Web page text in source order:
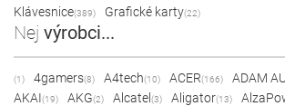
Klávesnice(389) Grafické karty(22)
Nej výrobci...
(1) 4gamers(8) A4tech(10) ACER(166) ADAM
AKAI(19) AKG(2) Alcatel (3) Aligator(13)